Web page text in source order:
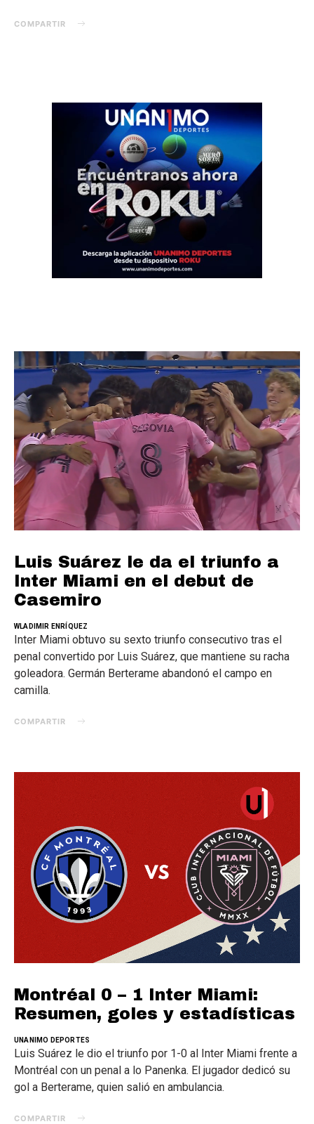
COMPARTIR
Luis Suárez le da el triunfo a
Inter Miami en el debut de
Casemiro
WLADIMIR ENRÍQUEZ
Inter Miami obtuvo su sexto triunfo consecutivo tras el
penal convertido por Luis Suárez, que mantiene su racha
goleadora. Germán Berterame abandonó el campo en
camilla.
COMPARTIR
Montréal 0 – 1 Inter Miami:
Resumen, goles y estadísticas
UNANIMO DEPORTES
Luis Suárez le dio el triunfo por 1-0 al Inter Miami frente a
Montréal con un penal a lo Panenka. El jugador dedicó su
gol a Berterame, quien salió en ambulancia.
COMPARTIR